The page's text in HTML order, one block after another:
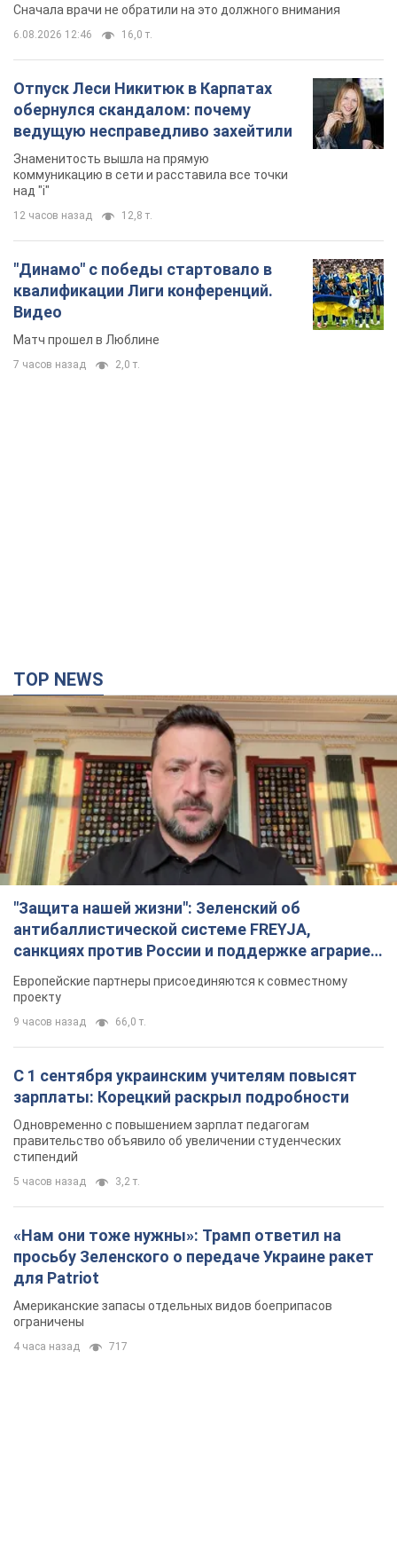
Сначала врачи не обратили на это должного внимания
6.08.2026 12:46 16,0 т.
Отпуск Леси Никитюк в Карпатах
обернулся скандалом: почему
ведущую несправедливо захейтили
Знаменитость вышла на прямую
коммуникацию в сети и расставила все точки
над "i"
12 часов назад 12,8 т.
"Динамо" с победы стартовало в
квалификации Лиги конференций.
Видео
Матч прошел в Люблине
7 часов назад 2,0 т.
TOP NEWS
"Защита нашей жизни": Зеленский об
антибаллистической системе FREYJA,
санкциях против России и поддержке аграриев.
Видео
Европейские партнеры присоединяются к совместному
проекту
9 часов назад 66,0 т.
С 1 сентября украинским учителям повысят
зарплаты: Корецкий раскрыл подробности
Одновременно с повышением зарплат педагогам
правительство объявило об увеличении студенческих
стипендий
5 часов назад 3,2 т.
«Нам они тоже нужны»: Трамп ответил на
просьбу Зеленского о передаче Украине ракет
для Patriot
Американские запасы отдельных видов боеприпасов
ограничены
4 часа назад 717